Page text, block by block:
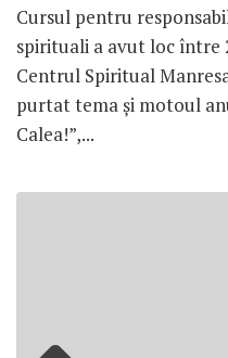
Cursul pentru
spirituali a avut loc între
Centrul Spiritual
purtat tema și motoul
Calea!”,...